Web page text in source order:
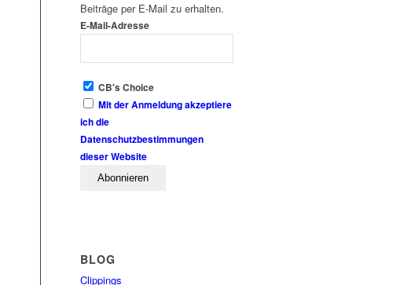
Beiträge per E-Mail zu erhalten.
E-Mail-Adresse
CB's Choice
Mit der Anmeldung akzeptiere
ich die
Datenschutzbestimmungen
dieser Website
BLOG
Clippings